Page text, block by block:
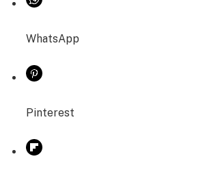
WhatsApp
Pinterest